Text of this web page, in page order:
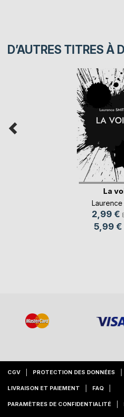
D’AUTRES TITRES À
La
Laurence
2,99 €
5,99 €
CGV PROTECTION DES DONNÉES
LIVRAISON ET PAIEMENT FAQ
PARAMÈTRES DE CONFIDENTIALITÉ